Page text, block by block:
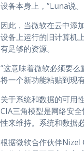
设备本身上，”Luna说。
因此，当微软在云中添
设备上运行的旧计算机
有足够的资源。
“这意味着微软必须要
将一个新功能粘贴到现
关于系统和数据的可用
CIA三角模型是网络安
性来维持。系统和数据
根据微软合作伙伴Nizel